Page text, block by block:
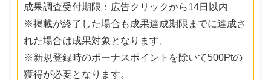
成果調査受付期限：広告クリックから14日以内
※掲載が終了した場合も成果達成期限までに達成さ
れた場合は成果対象となります。
※新規登録時のボーナスポイントを除いて500Ptの
獲得が必要となります。